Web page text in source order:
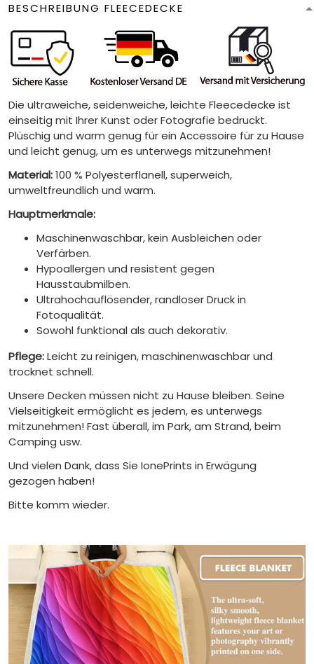
BESCHREIBUNG FLEECEDECKE
Die ultraweiche, seidenweiche, leichte Fleecedecke ist
einseitig mit Ihrer Kunst oder Fotografie bedruckt.
Plüschig und warm genug für ein Accessoire für zu Hause
und leicht genug, um es unterwegs mitzunehmen!
Material:100 % Polyesterflanell, superweich,
umweltfreundlich und warm.
Hauptmerkmale:
Maschinenwaschbar, kein Ausbleichen oder
Verfärben.
Hypoallergen und resistent gegen
Hausstaubmilben.
Ultrahochauflösender, randloser Druck in
Fotoqualität.
Sowohl funktional als auch dekorativ.
Pflege:Leicht zu reinigen, maschinenwaschbar und
trocknet schnell.
Unsere Decken müssen nicht zu Hause bleiben. Seine
Vielseitigkeit ermöglicht es jedem, es unterwegs
mitzunehmen! Fast überall, im Park, am Strand, beim
Camping usw.
Und vielen Dank, dass Sie IonePrints in Erwägung
gezogen haben!
Bitte komm wieder.